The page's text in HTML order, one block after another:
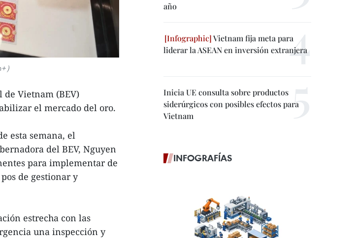
）
de Vietnam (BEV)
el mercado del oro.
esta semana, el
del BEV, Nguyen
para implementar de
de gestionar y
estrecha con las
una inspección y
año
Vietnam fija meta para
liderar la ASEAN en inversión extranjera
Inicia UE consulta sobre productos
siderúrgicos con posibles efectos para
Vietnam
INFOGRAFÍAS